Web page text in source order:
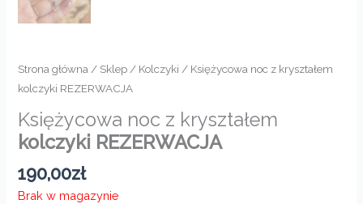
Strona główna / Sklep / Kolczyki / Księżycowa noc z kryształem
kolczyki REZERWACJA
Księżycowa noc z kryształem
kolczyki REZERWACJA
190,00zł
Brak w magazynie